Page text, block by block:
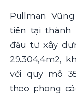
Pullman
tiên tại thành
đầu tư xây
29.304,4m2,
với quy mô
theo phong